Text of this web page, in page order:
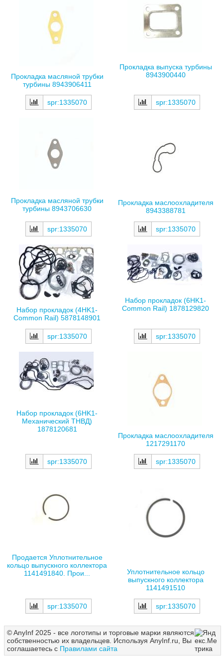
Прокладка масляной трубки
турбины 8943906411
spr:1335070
Прокладка выпуска турбины
8943900440
spr:1335070
Прокладка масляной трубки
турбины 8943706630
spr:1335070
Прокладка маслоохладителя
8943388781
spr:1335070
Набор прокладок (4HK1-
Common Rail) 5878148901
spr:1335070
Набор прокладок (6HK1-
Common Rail) 1878129820
spr:1335070
Набор прокладок (6HK1-
Механический ТНВД)
1878120681
spr:1335070
Прокладка маслоохладителя
1217291170
spr:1335070
Продается Уплотнительное
кольцо выпускного коллектора
1141491840. Прои...
spr:1335070
Уплотнительное кольцо
выпускного коллектора
1141491510
spr:1335070
© AnyInf 2025 - все логотипы и торговые марки являются
собственностью их владельцев. Используя AnyInf.ru, Вы
соглашаетесь с Правилами сайта